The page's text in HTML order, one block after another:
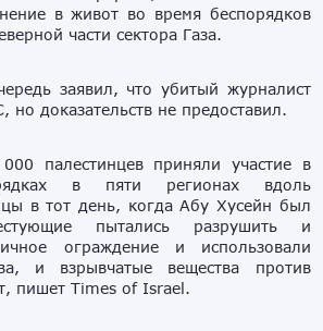
в живот во время беспорядков
части сектора Газа.
заявил, что убитый журналист
доказательств не предоставил.
палестинцев приняли участие в
в пяти регионах вдоль
в тот день, когда Абу Хусейн был
пытались разрушить и
ограждение и использовали
и взрывчатые вещества против
пишет Times of Israel.